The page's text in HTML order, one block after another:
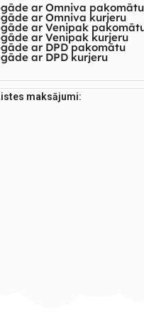
ar Omniva pakomātu
ar Omniva kurjeru
ar Venipak
ar Venipak kurjeru
ar DPD pakomātu
ar DPD kurjeru
maksājumi: